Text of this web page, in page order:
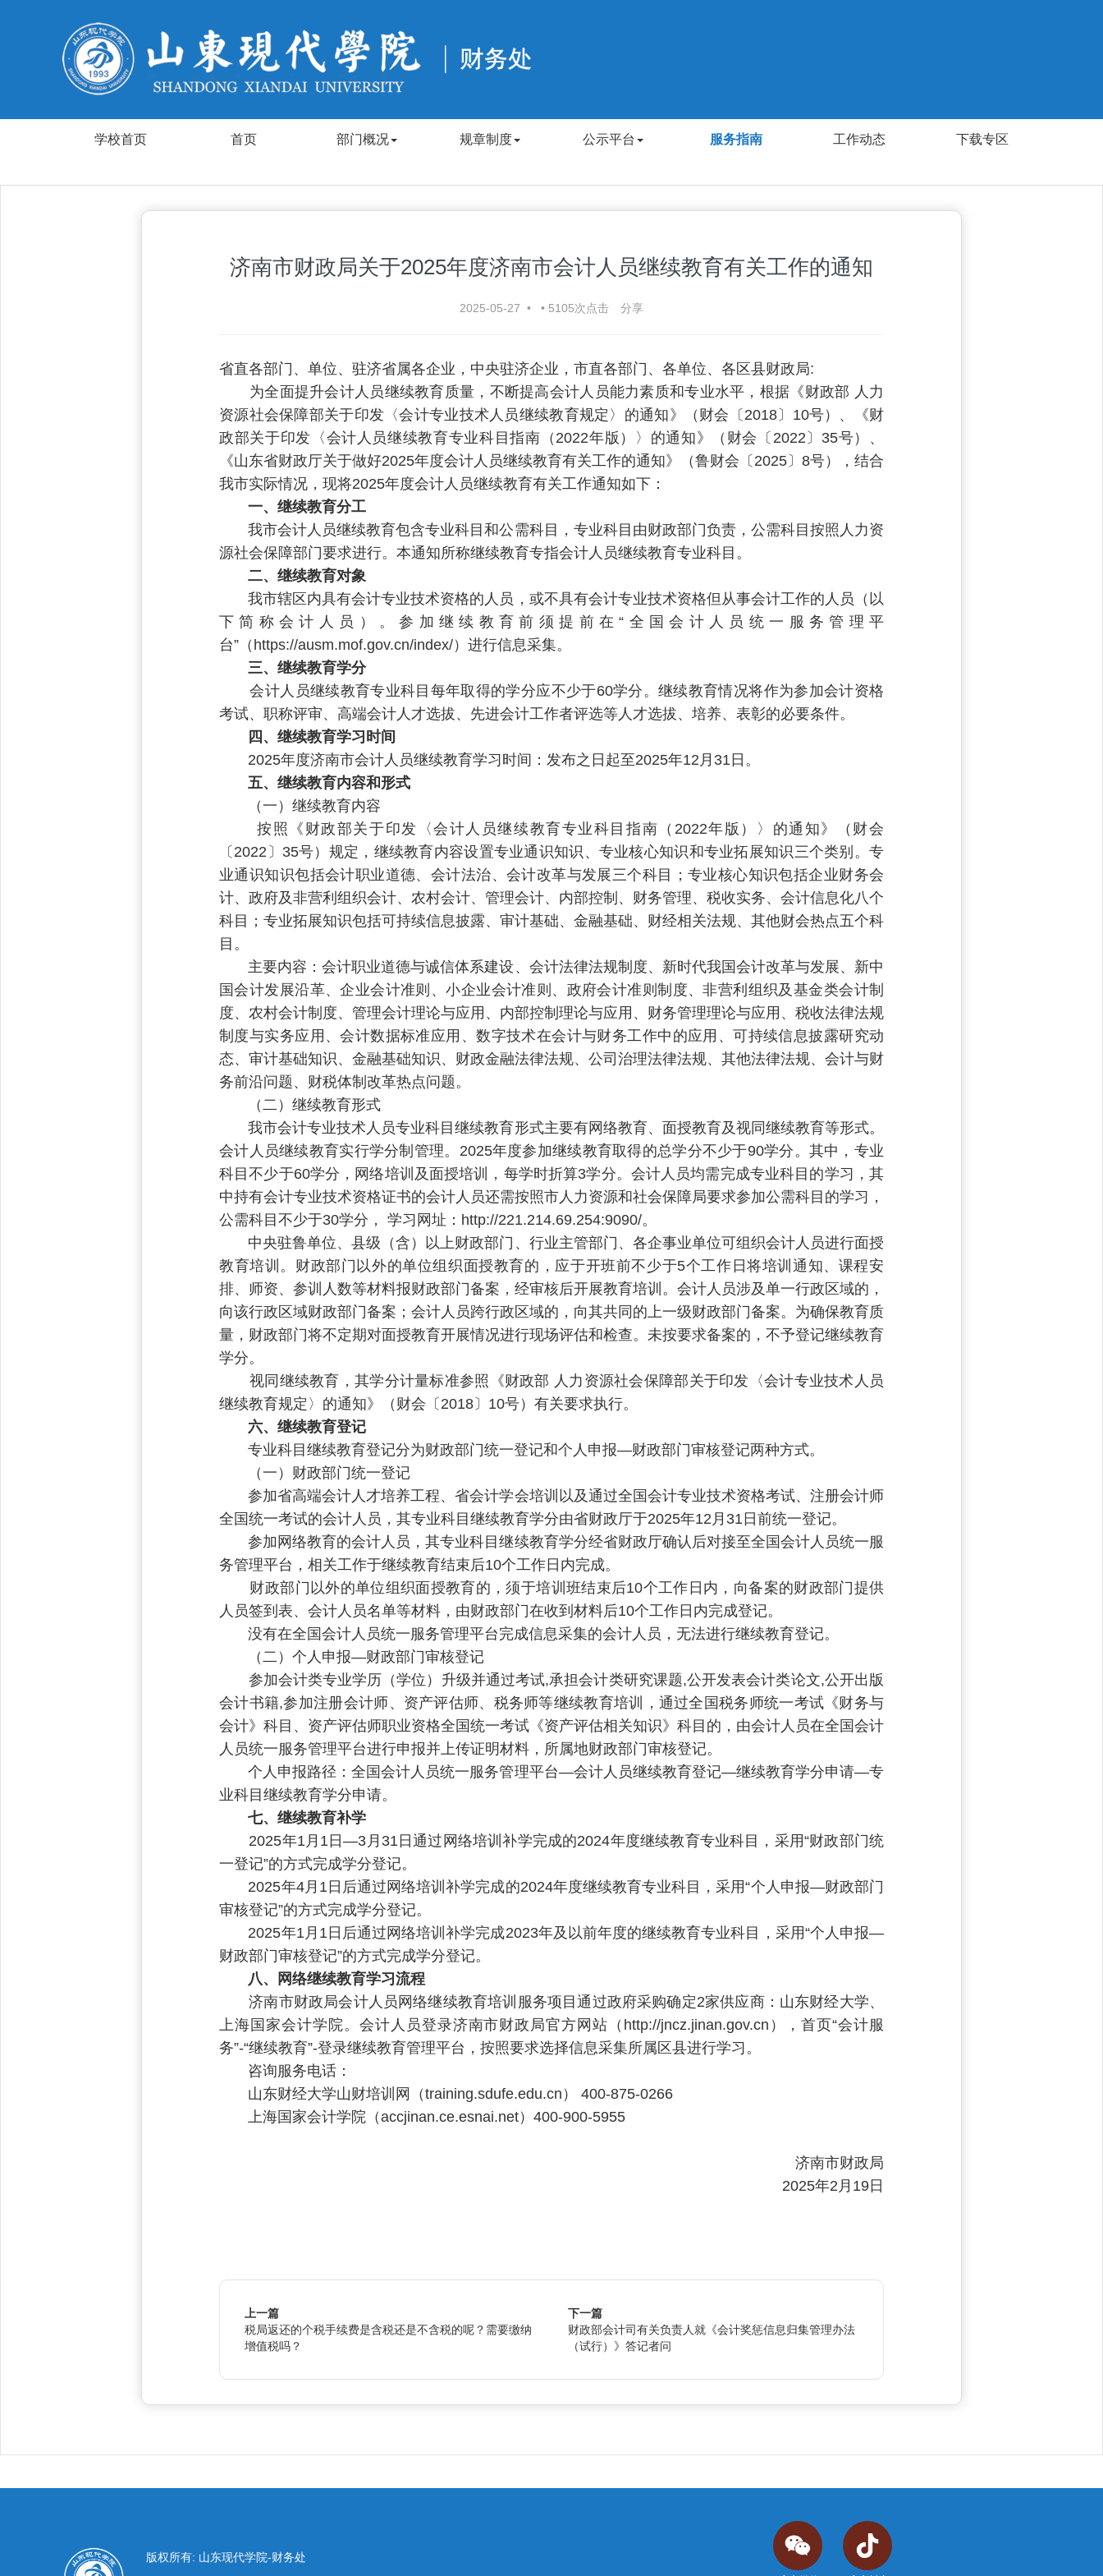
学校首页 首页 部门概况 规章制度 公示平台 服务指南 工作动态 下载专区
济南市财政局关于2025年度济南市会计人员继续教育有关工作的通知
2025-05-27 • • 5105次点击 分享
省直各部门、单位、驻济省属各企业，中央驻济企业，市直各部门、各单位、各区县财政局:
为全面提升会计人员继续教育质量，不断提高会计人员能力素质和专业水平，根据《财政部 人力
资源社会保障部关于印发〈会计专业技术人员继续教育规定〉的通知》（财会〔2018〕10号）、《财
政部关于印发〈会计人员继续教育专业科目指南（2022年版）〉的通知》（财会〔2022〕35号）、
《山东省财政厅关于做好2025年度会计人员继续教育有关工作的通知》（鲁财会〔2025〕8号），结合
我市实际情况，现将2025年度会计人员继续教育有关工作通知如下：
一、继续教育分工
我市会计人员继续教育包含专业科目和公需科目，专业科目由财政部门负责，公需科目按照人力资
源社会保障部门要求进行。本通知所称继续教育专指会计人员继续教育专业科目。
二、继续教育对象
我市辖区内具有会计专业技术资格的人员，或不具有会计专业技术资格但从事会计工作的人员（以
下简称会计人员）。参加继续教育前须提前在“全国会计人员统一服务管理平
台”（https://ausm.mof.gov.cn/index/）进行信息采集。
三、继续教育学分
会计人员继续教育专业科目每年取得的学分应不少于60学分。继续教育情况将作为参加会计资格
考试、职称评审、高端会计人才选拔、先进会计工作者评选等人才选拔、培养、表彰的必要条件。
四、继续教育学习时间
2025年度济南市会计人员继续教育学习时间：发布之日起至2025年12月31日。
五、继续教育内容和形式
（一）继续教育内容
按照《财政部关于印发〈会计人员继续教育专业科目指南（2022年版）〉的通知》（财会
〔2022〕35号）规定，继续教育内容设置专业通识知识、专业核心知识和专业拓展知识三个类别。专
业通识知识包括会计职业道德、会计法治、会计改革与发展三个科目；专业核心知识包括企业财务会
计、政府及非营利组织会计、农村会计、管理会计、内部控制、财务管理、税收实务、会计信息化八个
科目；专业拓展知识包括可持续信息披露、审计基础、金融基础、财经相关法规、其他财会热点五个科
目。
主要内容：会计职业道德与诚信体系建设、会计法律法规制度、新时代我国会计改革与发展、新中
国会计发展沿革、企业会计准则、小企业会计准则、政府会计准则制度、非营利组织及基金类会计制
度、农村会计制度、管理会计理论与应用、内部控制理论与应用、财务管理理论与应用、税收法律法规
制度与实务应用、会计数据标准应用、数字技术在会计与财务工作中的应用、可持续信息披露研究动
态、审计基础知识、金融基础知识、财政金融法律法规、公司治理法律法规、其他法律法规、会计与财
务前沿问题、财税体制改革热点问题。
（二）继续教育形式
我市会计专业技术人员专业科目继续教育形式主要有网络教育、面授教育及视同继续教育等形式。
会计人员继续教育实行学分制管理。2025年度参加继续教育取得的总学分不少于90学分。其中，专业
科目不少于60学分，网络培训及面授培训，每学时折算3学分。会计人员均需完成专业科目的学习，其
中持有会计专业技术资格证书的会计人员还需按照市人力资源和社会保障局要求参加公需科目的学习，
公需科目不少于30学分， 学习网址：http://221.214.69.254:9090/。
中央驻鲁单位、县级（含）以上财政部门、行业主管部门、各企事业单位可组织会计人员进行面授
教育培训。财政部门以外的单位组织面授教育的，应于开班前不少于5个工作日将培训通知、课程安
排、师资、参训人数等材料报财政部门备案，经审核后开展教育培训。会计人员涉及单一行政区域的，
向该行政区域财政部门备案；会计人员跨行政区域的，向其共同的上一级财政部门备案。为确保教育质
量，财政部门将不定期对面授教育开展情况进行现场评估和检查。未按要求备案的，不予登记继续教育
学分。
视同继续教育，其学分计量标准参照《财政部 人力资源社会保障部关于印发〈会计专业技术人员
继续教育规定〉的通知》（财会〔2018〕10号）有关要求执行。
六、继续教育登记
专业科目继续教育登记分为财政部门统一登记和个人申报—财政部门审核登记两种方式。
（一）财政部门统一登记
参加省高端会计人才培养工程、省会计学会培训以及通过全国会计专业技术资格考试、注册会计师
全国统一考试的会计人员，其专业科目继续教育学分由省财政厅于2025年12月31日前统一登记。
参加网络教育的会计人员，其专业科目继续教育学分经省财政厅确认后对接至全国会计人员统一服
务管理平台，相关工作于继续教育结束后10个工作日内完成。
财政部门以外的单位组织面授教育的，须于培训班结束后10个工作日内，向备案的财政部门提供
人员签到表、会计人员名单等材料，由财政部门在收到材料后10个工作日内完成登记。
没有在全国会计人员统一服务管理平台完成信息采集的会计人员，无法进行继续教育登记。
（二）个人申报—财政部门审核登记
参加会计类专业学历（学位）升级并通过考试,承担会计类研究课题,公开发表会计类论文,公开出版
会计书籍,参加注册会计师、资产评估师、税务师等继续教育培训，通过全国税务师统一考试《财务与
会计》科目、资产评估师职业资格全国统一考试《资产评估相关知识》科目的，由会计人员在全国会计
人员统一服务管理平台进行申报并上传证明材料，所属地财政部门审核登记。
个人申报路径：全国会计人员统一服务管理平台—会计人员继续教育登记—继续教育学分申请—专
业科目继续教育学分申请。
七、继续教育补学
2025年1月1日—3月31日通过网络培训补学完成的2024年度继续教育专业科目，采用“财政部门统
一登记”的方式完成学分登记。
2025年4月1日后通过网络培训补学完成的2024年度继续教育专业科目，采用“个人申报—财政部门
审核登记”的方式完成学分登记。
2025年1月1日后通过网络培训补学完成2023年及以前年度的继续教育专业科目，采用“个人申报—
财政部门审核登记”的方式完成学分登记。
八、网络继续教育学习流程
济南市财政局会计人员网络继续教育培训服务项目通过政府采购确定2家供应商：山东财经大学、
上海国家会计学院。会计人员登录济南市财政局官方网站（http://jncz.jinan.gov.cn），首页“会计服
务”-“继续教育”-登录继续教育管理平台，按照要求选择信息采集所属区县进行学习。
咨询服务电话：
山东财经大学山财培训网（training.sdufe.edu.cn） 400-875-0266
上海国家会计学院（accjinan.ce.esnai.net）400-900-5955
济南市财政局
2025年2月19日
上一篇
税局返还的个税手续费是含税还是不含税的呢？需要缴纳
增值税吗？
下一篇
财政部会计司有关负责人就《会计奖惩信息归集管理办法
（试行）》答记者问
版权所有: 山东现代学院-财务处